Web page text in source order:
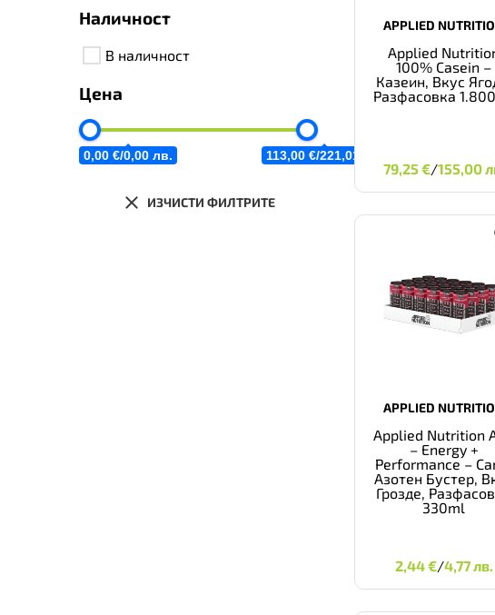
Наличност
В наличност
Цена
0,00 €/0,00 лв. 113,00 €/221,01 лв.
ИЗЧИСТИ ФИЛТРИТЕ
APPLIED
Applied
100% Casein –
Казеин, Вкус
Разфасовка
79,25€/155,00
79,25 € 155,00 ЛВ.
APPLIED
Applied Nutrition
– Energy +
Performance –
Азотен Бустер,
Грозде,
330ml
2,44€/4,77 лв.
€